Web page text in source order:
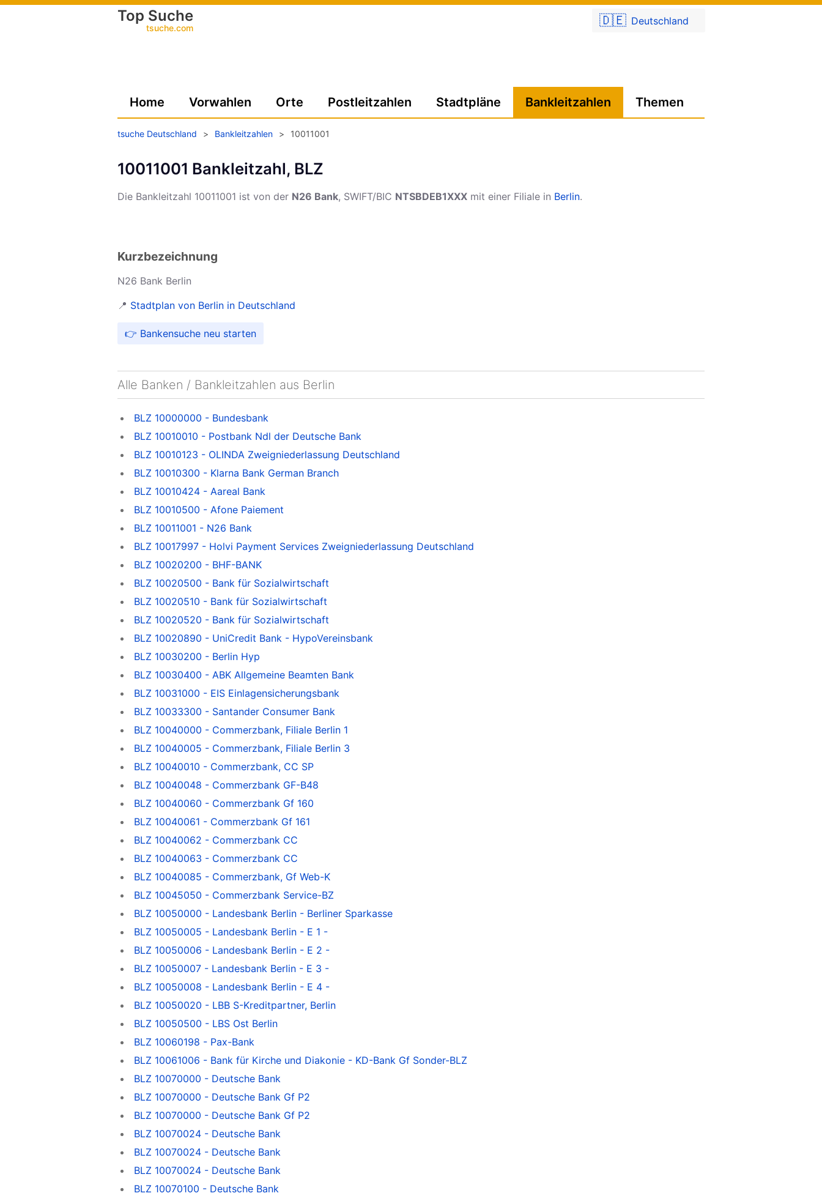
🇩🇪 Deutschland
Top Suche
tsuche.com
Home Vorwahlen Orte Postleitzahlen Stadtpläne Bankleitzahlen Themen
tsuche Deutschland > Bankleitzahlen > 10011001
10011001 Bankleitzahl, BLZ
Die Bankleitzahl 10011001 ist von der N26 Bank, SWIFT/BIC NTSBDEB1XXX mit einer Filiale in Berlin.
Kurzbezeichnung
N26 Bank Berlin
📍 Stadtplan von Berlin in Deutschland
👉 Bankensuche neu starten
Alle Banken / Bankleitzahlen aus Berlin
BLZ 10000000 - Bundesbank
BLZ 10010010 - Postbank Ndl der Deutsche Bank
BLZ 10010123 - OLINDA Zweigniederlassung Deutschland
BLZ 10010300 - Klarna Bank German Branch
BLZ 10010424 - Aareal Bank
BLZ 10010500 - Afone Paiement
BLZ 10011001 - N26 Bank
BLZ 10017997 - Holvi Payment Services Zweigniederlassung Deutschland
BLZ 10020200 - BHF-BANK
BLZ 10020500 - Bank für Sozialwirtschaft
BLZ 10020510 - Bank für Sozialwirtschaft
BLZ 10020520 - Bank für Sozialwirtschaft
BLZ 10020890 - UniCredit Bank - HypoVereinsbank
BLZ 10030200 - Berlin Hyp
BLZ 10030400 - ABK Allgemeine Beamten Bank
BLZ 10031000 - EIS Einlagensicherungsbank
BLZ 10033300 - Santander Consumer Bank
BLZ 10040000 - Commerzbank, Filiale Berlin 1
BLZ 10040005 - Commerzbank, Filiale Berlin 3
BLZ 10040010 - Commerzbank, CC SP
BLZ 10040048 - Commerzbank GF-B48
BLZ 10040060 - Commerzbank Gf 160
BLZ 10040061 - Commerzbank Gf 161
BLZ 10040062 - Commerzbank CC
BLZ 10040063 - Commerzbank CC
BLZ 10040085 - Commerzbank, Gf Web-K
BLZ 10045050 - Commerzbank Service-BZ
BLZ 10050000 - Landesbank Berlin - Berliner Sparkasse
BLZ 10050005 - Landesbank Berlin - E 1 -
BLZ 10050006 - Landesbank Berlin - E 2 -
BLZ 10050007 - Landesbank Berlin - E 3 -
BLZ 10050008 - Landesbank Berlin - E 4 -
BLZ 10050020 - LBB S-Kreditpartner, Berlin
BLZ 10050500 - LBS Ost Berlin
BLZ 10060198 - Pax-Bank
BLZ 10061006 - Bank für Kirche und Diakonie - KD-Bank Gf Sonder-BLZ
BLZ 10070000 - Deutsche Bank
BLZ 10070000 - Deutsche Bank Gf P2
BLZ 10070000 - Deutsche Bank Gf P2
BLZ 10070024 - Deutsche Bank
BLZ 10070024 - Deutsche Bank
BLZ 10070024 - Deutsche Bank
BLZ 10070100 - Deutsche Bank